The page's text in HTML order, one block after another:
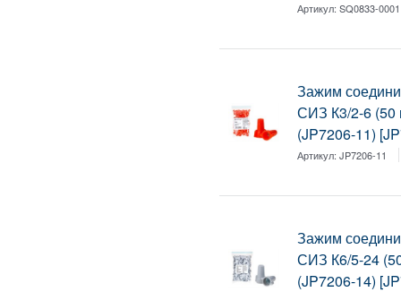
Артикул:SQ0833-0001
Зажим
СИЗ К3/2-6
(JP7206-11)
Артикул:JP7206-11
Зажим
СИЗ К6/5-24
(JP7206-14)